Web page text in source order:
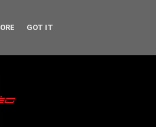
GOT IT